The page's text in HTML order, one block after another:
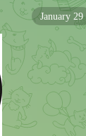
January 29